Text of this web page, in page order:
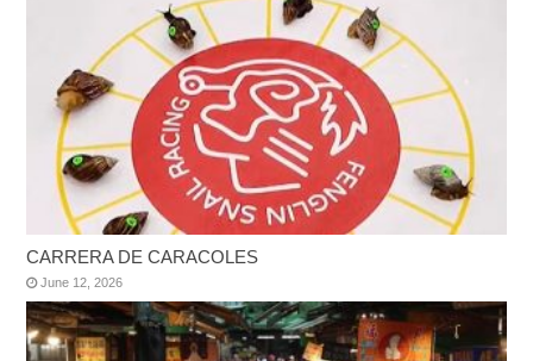
CARRERA DE CARACOLES
June 12, 2026